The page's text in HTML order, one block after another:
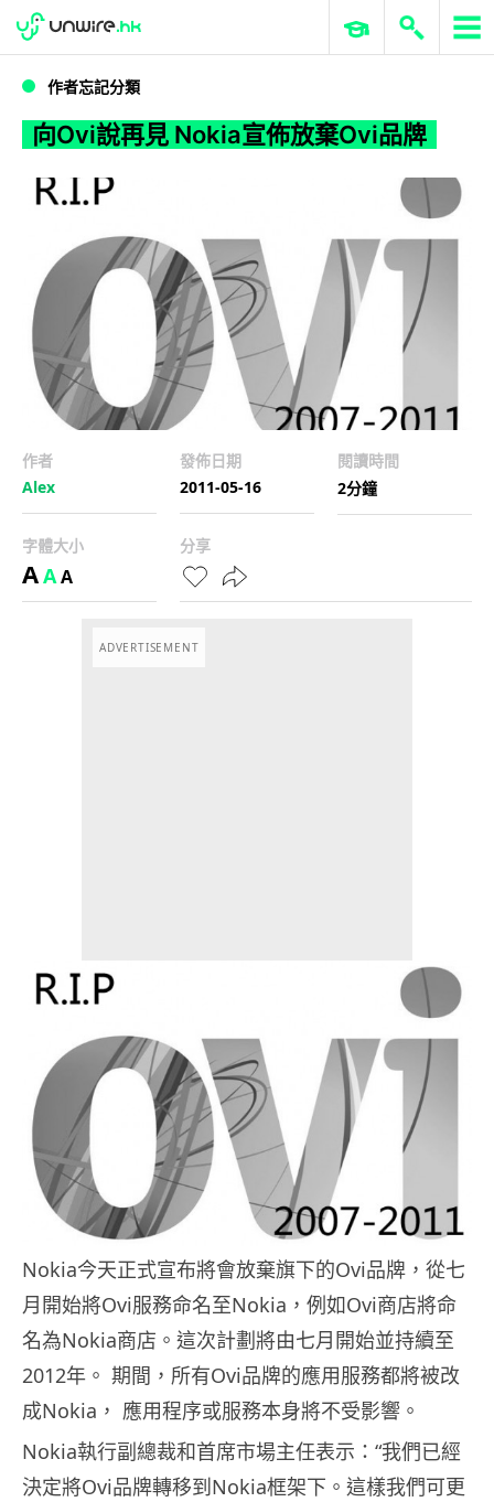
向Ovi說再見 Nokia宣佈放棄Ovi品牌
WWDC 2026 ERP 與商業 AI
作者忘記分類
向Ovi說再見 Nokia宣佈放棄Ovi品牌
作者
Alex
發佈日期
2011-05-16
閱讀時間
2分鐘
字體大小
AAA
分享
ADVERTISEMENT
Nokia今天正式宣布將會放棄旗下的Ovi品牌，從七
月開始將Ovi服務命名至Nokia，例如Ovi商店將命
名為Nokia商店。這次計劃將由七月開始並持續至
2012年。 期間，所有Ovi品牌的應用服務都將被改
成Nokia， 應用程序或服務本身將不受影響。
Nokia執行副總裁和首席市場主任表示：“我們已經
決定將Ovi品牌轉移到Nokia框架下。這樣我們可更